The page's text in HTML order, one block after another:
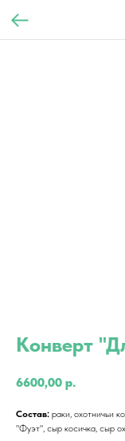
Конверт
6600,00 р.
Состав: раки, охотничьи
"Фуэт", сыр косичка, сыр